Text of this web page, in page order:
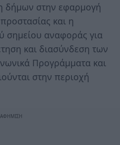
δήμων στην εφαρμογή
και η
σημείου αναφοράς για
και διασύνδεση των
Προγράμματα και
στην περιοχή